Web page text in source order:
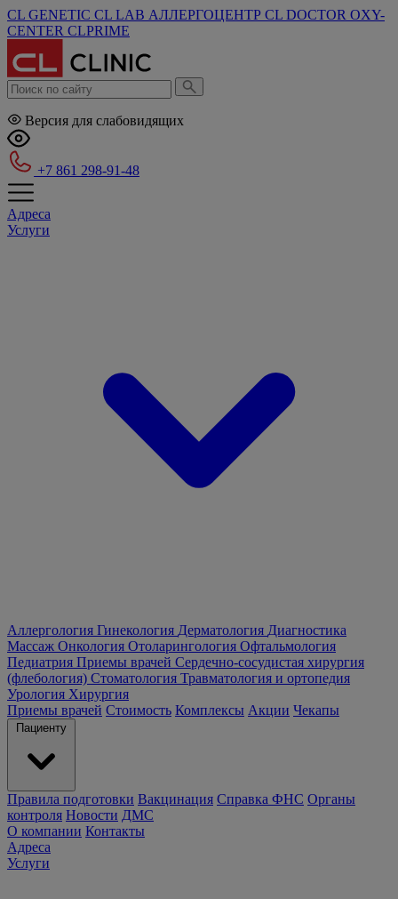
CL GENETIC CL LAB АЛЛЕРГОЦЕНТР CL DOCTOR OXY-
CENTER CLPRIME
Версия для слабовидящих
+7 861 298-91-48
Адреса
Услуги
Аллергология Гинекология Дерматология Диагностика
Массаж Онкология Отоларингология Офтальмология
Педиатрия Приемы врачей Сердечно-сосудистая хирургия
(флебология) Стоматология Травматология и ортопедия
Урология Хирургия
Приемы врачей Стоимость Комплексы Акции Чекапы
Пациенту
Правила подготовки Вакцинация Справка ФНС Органы
контроля Новости ДМС
О компании Контакты
Адреса
Услуги